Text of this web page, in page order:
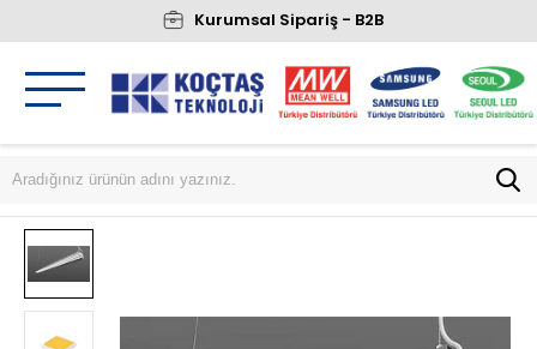
Kurumsal Sipariş - B2B